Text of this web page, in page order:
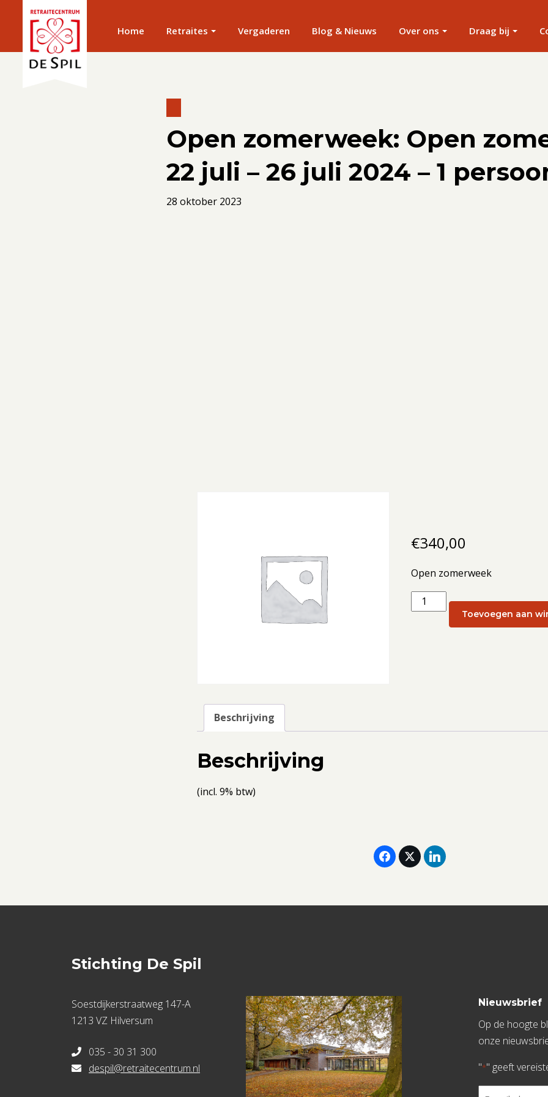
Home Retraites Vergaderen Blog & Nieuws Over ons Draag bij
Open zomerweek: Open
22 juli – 26 juli 2024 – 1
28 oktober 2023
€340,00
Open zomerweek
Open
zomerweek:
juli
Toevoegen aan
Beschrijving
Beschrijving
(incl. 9% btw)
Stichting De Spil
Soestdijkerstraatweg 147-A
1213 VZ Hilversum
035 - 30 31 300
despil@retraitecentrum.nl
Nieuwsbrief
Op de hoogte
onze
"*" geeft